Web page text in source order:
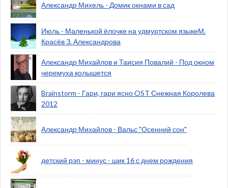
Александр Михель - Домик окнами в сад
Июль - Маленькой ёлочке на удмуртском языкеМ.
Красёв З. Александрова
Александр Михайлов и Таисия Повалий - Под окном
черемуха колышется
Brainstorm - Гари, гари ясно OST Снежная Королева
2012
Александр Михайлов - Вальс "Осенний сон"
детский рэп - минус - шик 16 с днем рождения